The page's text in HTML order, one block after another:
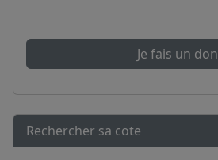
Je fais un don
Rechercher sa cote